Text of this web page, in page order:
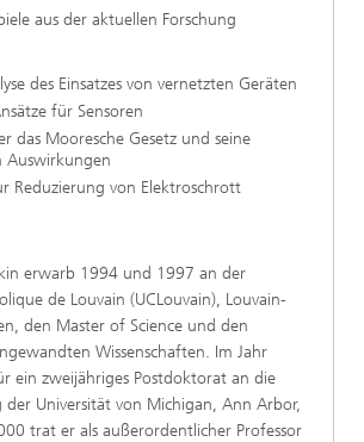
aus der aktuellen Forschung
des Einsatzes von vernetzten Geräten
für Sensoren
das Mooresche Gesetz und seine
Auswirkungen
Reduzierung von Elektroschrott
erwarb 1994 und 1997 an der
de Louvain (UCLouvain), Louvain-
den Master of Science und den
Wissenschaften. Im Jahr
ein zweijähriges Postdoktorat an die
der Universität von Michigan, Ann Arbor,
trat er als außerordentlicher Professor